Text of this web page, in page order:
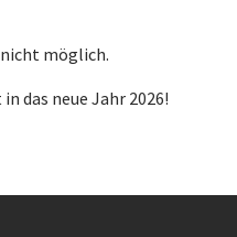
möglich.
das neue Jahr 2026!